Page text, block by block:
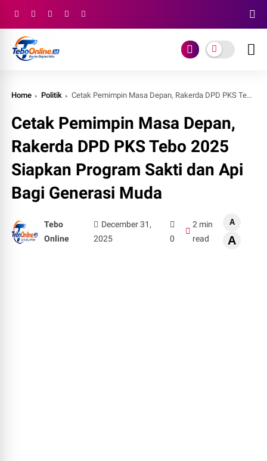
Home Politik Cetak Pemimpin Masa Depan, Rakerda DPD PKS Tebo 2025 Siapkan Program Sakti dan Api Bagi Generasi Muda
Cetak Pemimpin Masa Depan,
Rakerda DPD PKS Tebo 2025
Siapkan Program Sakti dan Api
Bagi Generasi Muda
Tebo
Online
December 31,
2025
0
2 min
read
A
A